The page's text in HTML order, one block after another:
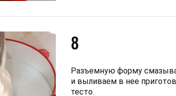
8
Разъемную форму
и выливаем в нее
тесто.